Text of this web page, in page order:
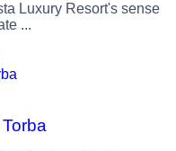
Luxury Resort's sense
...